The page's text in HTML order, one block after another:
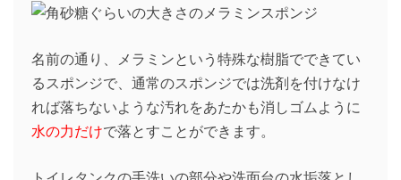
名前の通り、メラミンという特殊な樹脂でできてい
るスポンジで、通常のスポンジでは洗剤を付けなけ
れば落ちないような汚れをあたかも消しゴムように
水の力だけで落とすことができます。